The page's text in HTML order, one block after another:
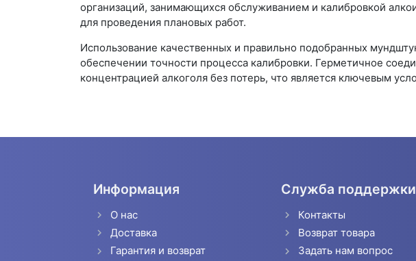
организаций, занимающихся обслуживанием и калибровкой
для проведения плановых работ.
Использование качественных и правильно подобранных
обеспечении точности процесса калибровки. Герметичное
концентрацией алкоголя без потерь, что является ключевым
Информация
О нас
Доставка
Гарантия и возврат
Служба поддержки
Контакты
Возврат товара
Задать нам вопрос